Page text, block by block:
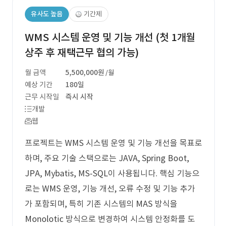
유사도 높음 기간제
WMS 시스템 운영 및 기능 개선 (첫 1개월
상주 후 재택근무 협의 가능)
월 금액 5,500,000원 /월
예상 기간
180일
근무 시작일
즉시 시작
개발
웹
프로젝트는 WMS 시스템 운영 및 기능 개선을 목표로
하며, 주요 기술 스택으로는 JAVA, Spring Boot,
JPA, Mybatis, MS-SQL이 사용됩니다. 핵심 기능으
로는 WMS 운영, 기능 개선, 오류 수정 및 기능 추가
가 포함되며, 특히 기존 시스템의 MAS 방식을
Monolotic 방식으로 변경하여 시스템 안정화를 도